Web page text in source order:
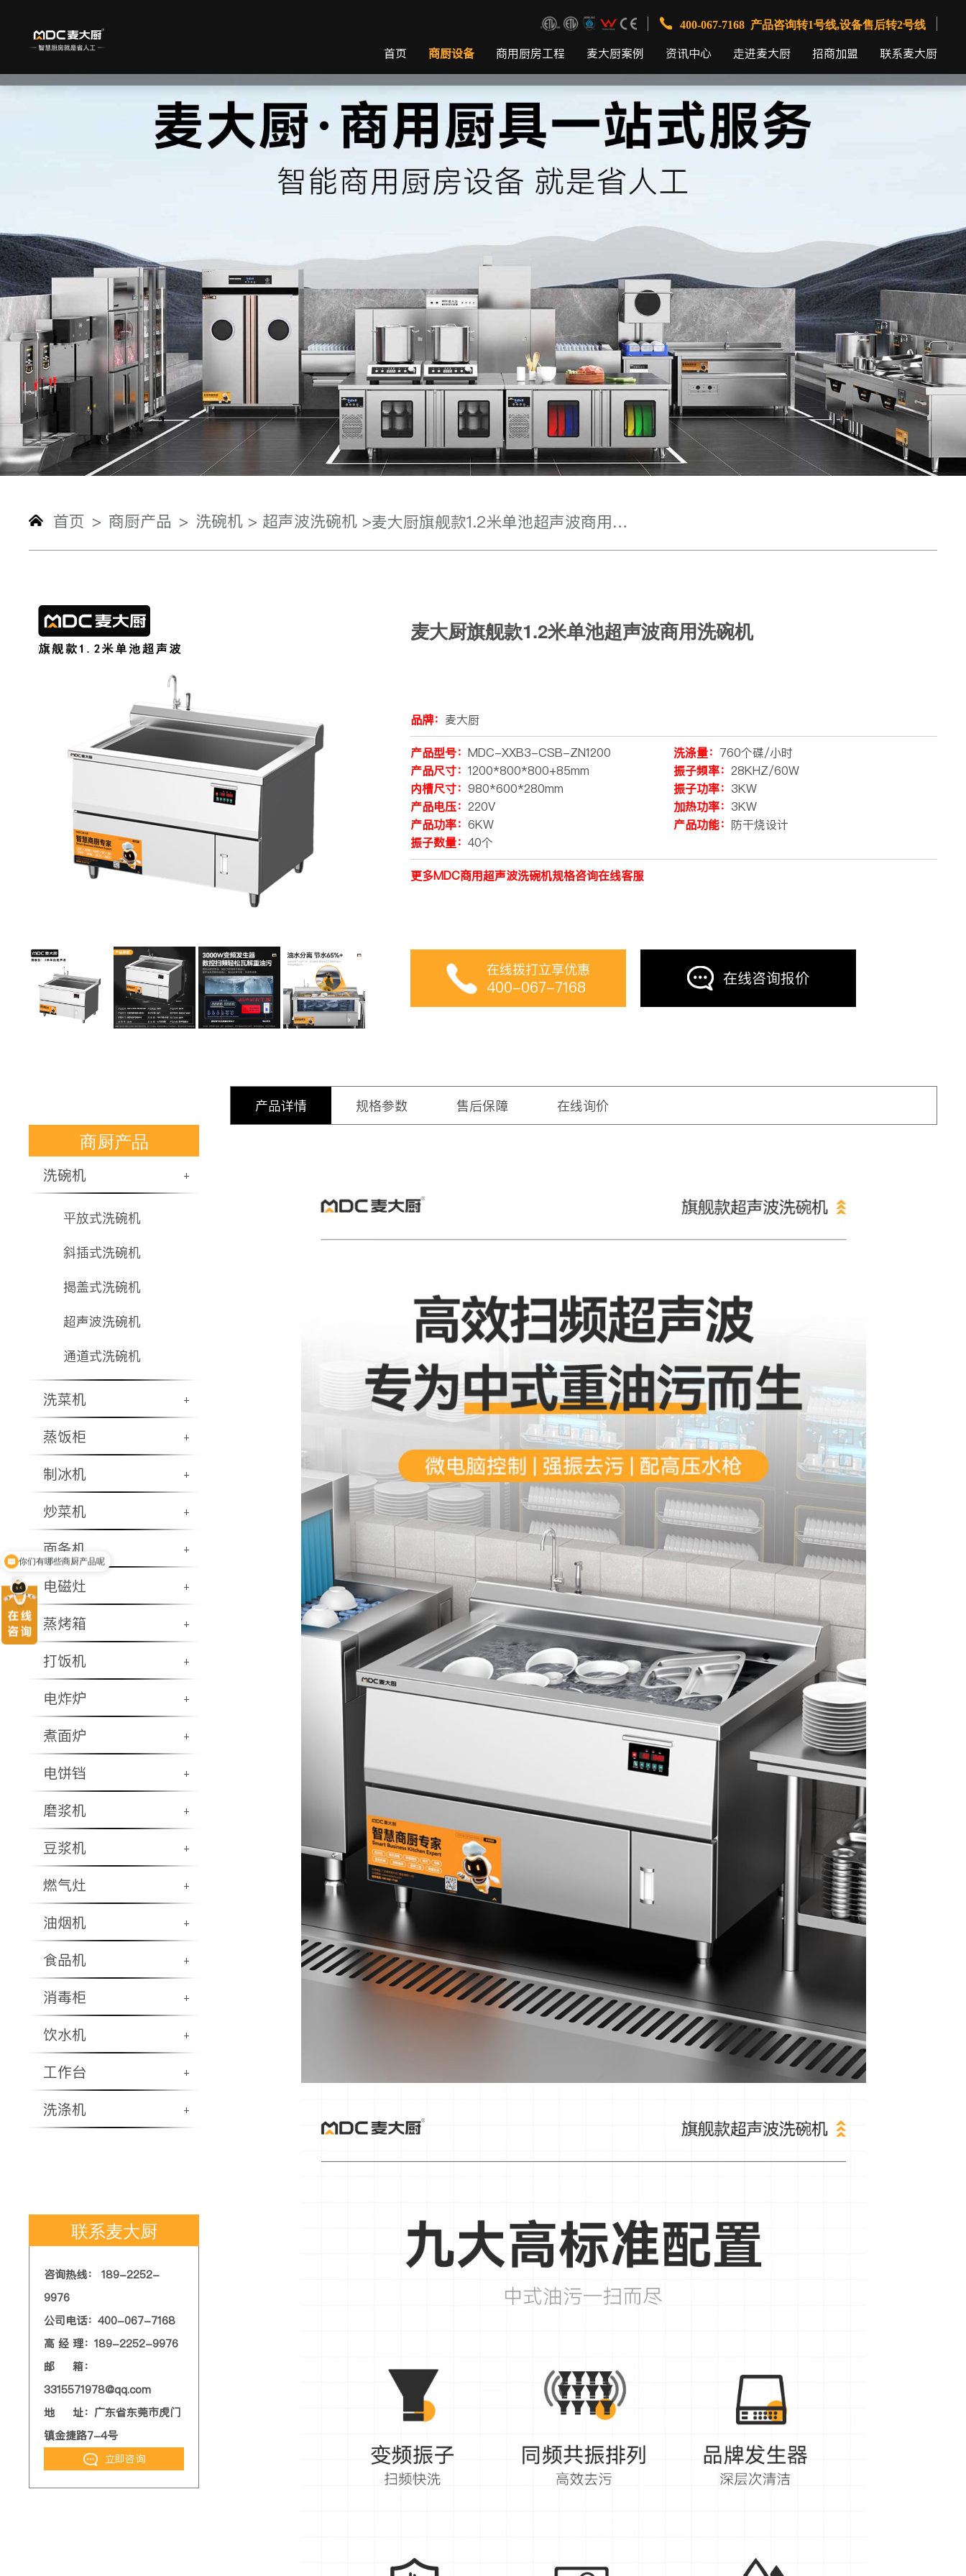
400-067-7168 产品咨询转1号线,设备售后转2号线
首页 商厨设备 商用厨房工程 麦大厨案例 资讯中心 走进麦大厨 招商加盟 联系麦大厨
首页 > 商厨产品 > 洗碗机 > 超声波洗碗机 > 麦大厨旗舰款1.2米单池超声波商用洗碗机
麦大厨旗舰款1.2米单池超声波商用洗碗机
品牌： 麦大厨
产品型号： MDC-XXB3-CSB-ZN1200
产品尺寸： 1200*800*800+85mm
内槽尺寸： 980*600*280mm
产品电压： 220V
产品功率： 6KW
振子数量： 40个
洗涤量： 760个碟/小时
振子频率：28KHZ/60W
振子功率： 3KW
加热功率： 3KW
产品功能： 防干烧设计
更多MDC商用超声波洗碗机规格咨询在线客服
在线拨打立享优惠
400-067-7168 在线咨询报价
商厨产品
洗碗机 +
平放式洗碗机
斜插式洗碗机
揭盖式洗碗机
超声波洗碗机
通道式洗碗机
洗菜机 +
蒸饭柜 +
制冰机 +
炒菜机 +
面条机 +
电磁灶 +
蒸烤箱 +
打饭机 +
电炸炉 +
煮面炉 +
电饼铛 +
磨浆机 +
豆浆机 +
燃气灶 +
油烟机 +
食品机 +
消毒柜 +
饮水机 +
工作台 +
洗涤机 +
联系麦大厨
咨询热线： 189-2252-
9976
公司电话：400-067-7168
高 经 理：189-2252-9976
邮 箱：
3315571978@qq.com
地 址：广东省东莞市虎门
镇金捷路7-4号
立即咨询
产品详情 规格参数 售后保障 在线询价
你们有哪些商厨产品呢